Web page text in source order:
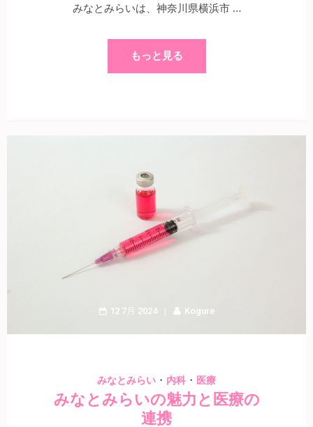
みなとみらいは、神奈川県横浜市 …
もっと見る
12 7月 2024 Kogure
みなとみらい ・ 内科 ・ 医療
みなとみらいの魅力と医療の
連携